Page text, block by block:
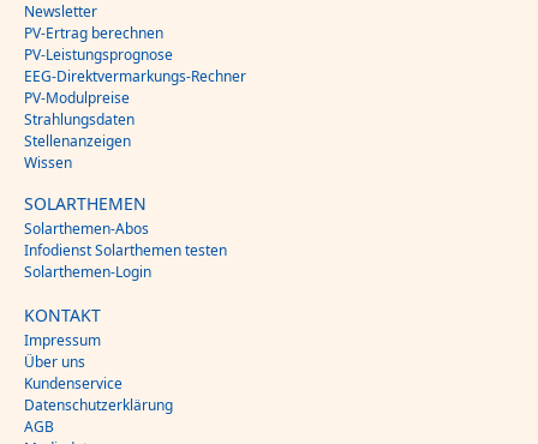
Newsletter
PV-Ertrag berechnen
PV-Leistungsprognose
EEG-Direktvermarkungs-Rechner
PV-Modulpreise
Strahlungsdaten
Stellenanzeigen
Wissen
SOLARTHEMEN
Solarthemen-Abos
Infodienst Solarthemen testen
Solarthemen-Login
KONTAKT
Impressum
Über uns
Kundenservice
Datenschutzerklärung
AGB